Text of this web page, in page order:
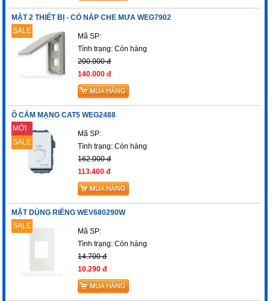
MẶT 2 THIẾT BỊ - CÓ NẮP CHE MƯA WEG7902
SALE
Mã SP:
Tình trạng:Còn hàng
200.000 đ
140.000 đ
Ổ CẮM MẠNG CAT5 WEG2488
MỚI
SALE
Mã SP:
Tình trạng:Còn hàng
162.000 đ
113.400 đ
MẶT DÙNG RIÊNG WEV680290W
SALE
Mã SP:
Tình trạng:Còn hàng
14.700 đ
10.290 đ